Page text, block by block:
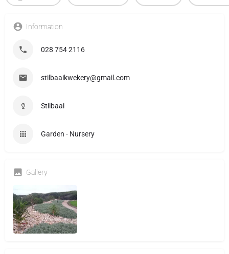
Information
028 754 2116
stilbaaikwekery@gmail.com
Stilbaai
Garden - Nursery
Gallery